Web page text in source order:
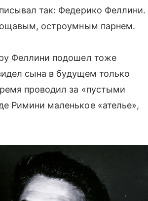
так: Федерико Феллини.
остроумным парнем.
Феллини подошел тоже
сына в будущем только
проводил за «пустыми
Римини маленькое «ателье»,